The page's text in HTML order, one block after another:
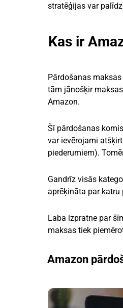
stratēģijas var
Kas ir
Pārdošanas
tām jānošķir
Amazon.
Šī pārdošanas
var ievērojami
piederumiem).
Gandrīz visās
aprēķināta par katru
Laba izpratne par
maksas tiek
Amazon